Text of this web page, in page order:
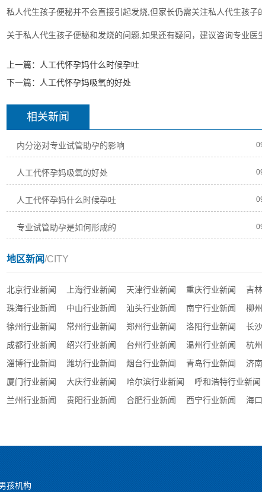
私人代生孩子便秘并不会直接引起发烧,但家长仍需关注私人代生孩
关于私人代生孩子便秘和发烧的问题,如果还有疑问，建议咨询专业医
上一篇：
人工代怀孕妈什么时候孕吐
下一篇：
人工代怀孕妈吸氧的好处
相关新闻
内分泌对专业试管助孕的影响
人工代怀孕妈吸氧的好处
人工代怀孕妈什么时候孕吐
专业试管助孕是如何形成的
地区新闻/CITY
北京行业新闻 上海行业新闻 天津行业新闻 重庆行业新闻 吉
珠海行业新闻
中山行业新闻 汕头行业新闻 南宁行业新闻 柳
徐州行业新闻
常州行业新闻 郑州行业新闻 洛阳行业新闻 长
成都行业新闻
绍兴行业新闻 台州行业新闻 温州行业新闻 杭
淄博行业新闻
潍坊行业新闻 烟台行业新闻 青岛行业新闻 济
厦门行业新闻
大庆行业新闻 哈尔滨行业新闻 呼和浩特行业新闻
兰州行业新闻
贵阳行业新闻 合肥行业新闻 西宁行业新闻 海
孩机构